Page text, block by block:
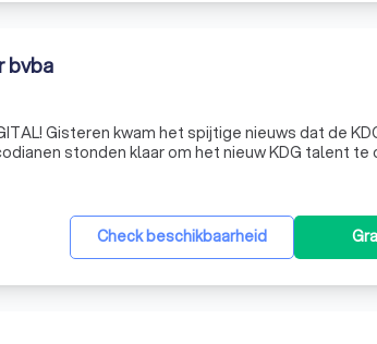
bvba
jobbeurs
stonden klaar om het nieuw KDG talent te
Check beschikbaarheid